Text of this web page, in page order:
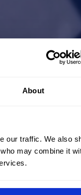
About
our traffic. We also
may combine it